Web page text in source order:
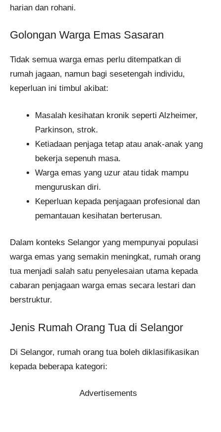
harian dan rohani.
Golongan Warga Emas Sasaran
Tidak semua warga emas perlu ditempatkan di
rumah jagaan, namun bagi sesetengah individu,
keperluan ini timbul akibat:
Masalah kesihatan kronik seperti Alzheimer,
Parkinson, strok.
Ketiadaan penjaga tetap atau anak-anak yang
bekerja sepenuh masa.
Warga emas yang uzur atau tidak mampu
menguruskan diri.
Keperluan kepada penjagaan profesional dan
pemantauan kesihatan berterusan.
Dalam konteks Selangor yang mempunyai populasi
warga emas yang semakin meningkat, rumah orang
tua menjadi salah satu penyelesaian utama kepada
cabaran penjagaan warga emas secara lestari dan
berstruktur.
Jenis Rumah Orang Tua di Selangor
Di Selangor, rumah orang tua boleh diklasifikasikan
kepada beberapa kategori:
Advertisements